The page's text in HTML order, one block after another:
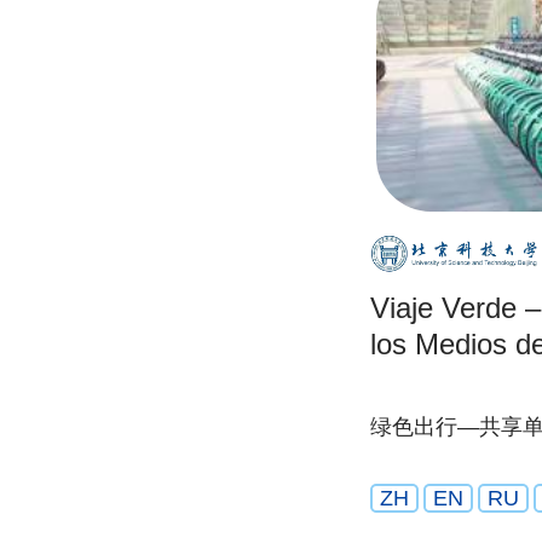
Viaje Verde
los Medios
绿色出行—共享
ZH EN RU